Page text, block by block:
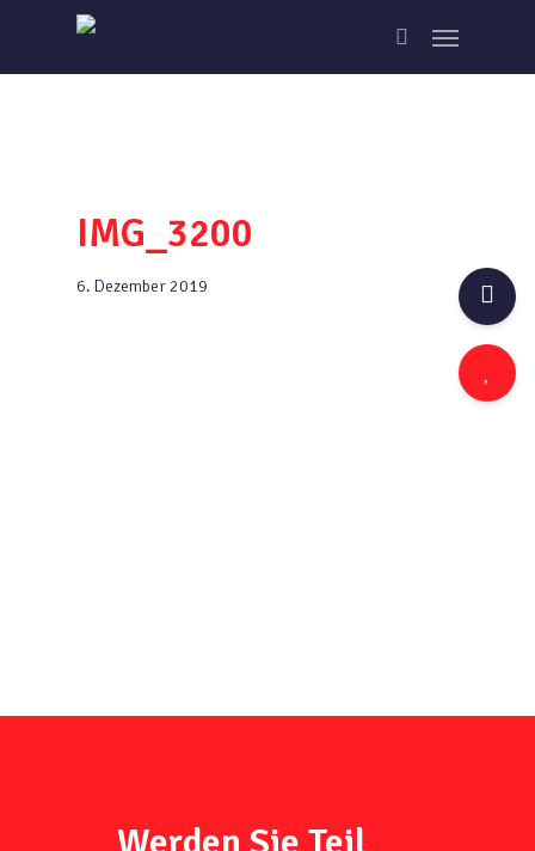
main
search
Menu
IMG_3200
6. Dezember 2019